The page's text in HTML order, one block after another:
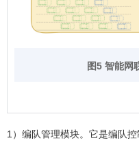
图5 智能网
1）编队管理模块。它是编队